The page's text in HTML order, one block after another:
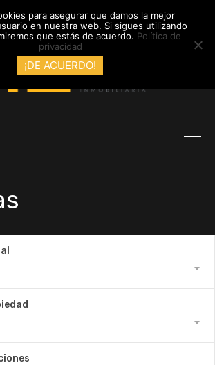
para asegurar que damos la mejor
en nuestra web. Si sigues utilizando
que estás de acuerdo. Política de
privacidad
¡DE ACUERDO!